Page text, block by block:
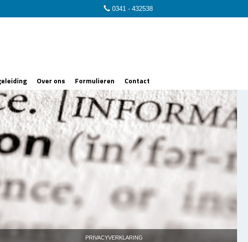
0341 - 432538
Over ons Formulieren Contact
PRIVACYVERKLARING